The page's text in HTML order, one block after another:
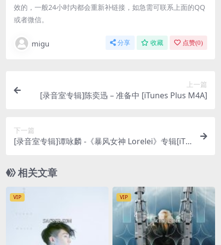
效的，一般24小时内都会重新补链接，如急需可联系上面的QQ
或者微信。
migu 分享 收藏 点赞(0)
上一篇
[录音室专辑]陈奕迅 – 准备中 [iTunes Plus M4A]
下一篇
[录音室专辑]谭咏麟 -《暴风女神 Lorelei》专辑[iTu
相关文章
VIP VIP